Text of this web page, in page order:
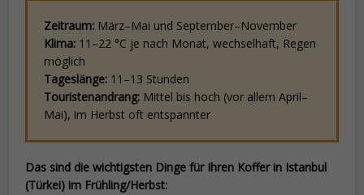
Zeitraum: März–Mai und September–November
Klima: 11–22 °C je nach Monat, wechselhaft, Regen
möglich
Tageslänge: 11–13 Stunden
Touristenandrang: Mittel bis hoch (vor allem April–
Mai), im Herbst oft entspannter
Das sind die wichtigsten Dinge für Ihren Koffer in Istanbul
(Türkei) im Frühling/Herbst: